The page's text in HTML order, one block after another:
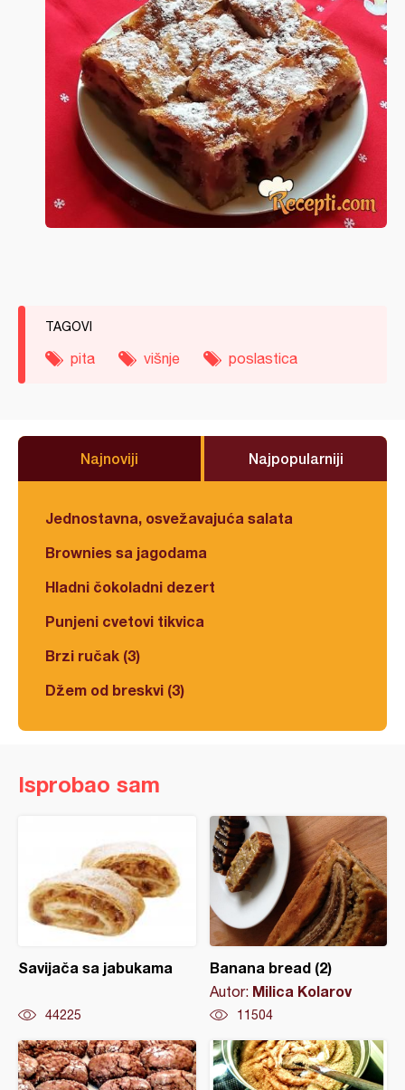
TAGOVI
pita višnje poslastica
Najnoviji Najpopularniji
Jednostavna, osvežavajuća salata
Brownies sa jagodama
Hladni čokoladni dezert
Punjeni cvetovi tikvica
Brzi ručak (3)
Džem od breskvi (3)
Isprobao sam
Savijača sa jabukama
44225
Banana bread (2)
Autor: Milica Kolarov
11504